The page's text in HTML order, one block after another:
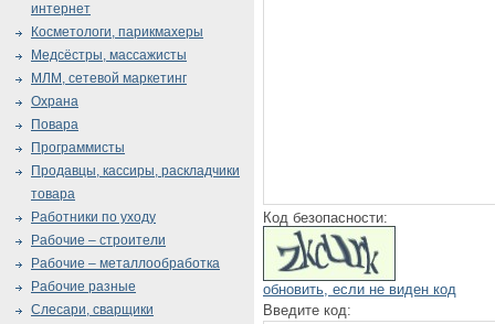
Код безопасности:
обновить, если не виден код
Введите код:
интернет
Косметологи, парикмахеры
Медсёстры, массажисты
МЛМ, сетевой маркетинг
Охрана
Повара
Программисты
Продавцы, кассиры, раскладчики
товара
Работники по уходу
Рабочие – строители
Рабочие – металлообработка
Рабочие разные
Слесари, сварщики